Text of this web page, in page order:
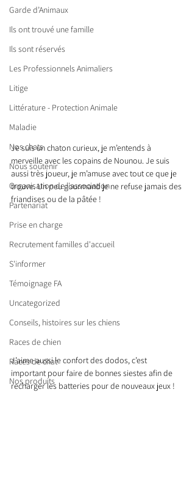
Garde d’Animaux
Ils ont trouvé une famille
Ils sont réservés
Les Professionnels Animaliers
Litige
Littérature - Protection Animale
Maladie
Nos chats
Nous soutenir
Organisation de l'association
Partenariat
Prise en charge
Recrutement familles d'accueil
S'informer
Témoignage FA
Uncategorized
Conseils, histoires sur les chiens
Races de chien
Races de chat
Nos produits
Je suis un chaton curieux, je m’entends à
merveille avec les copains de Nounou. Je suis
aussi très joueur, je m’amuse avec tout ce que je
trouve. Un peu gourmand je ne refuse jamais des
friandises ou de la pâtée !
J’aime aussi le confort des dodos, c’est
important pour faire de bonnes siestes afin de
recharger les batteries pour de nouveaux jeux !